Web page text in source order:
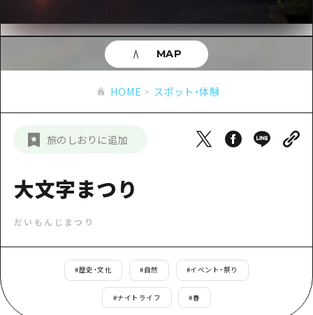
ショッピング
スポーツ
ナイトライフ
定番
自然
広島市周辺
安芸
備北
芸北
山口県東部
日帰り
半日
1泊2日
備後
備北
芸北
山口県東部
愛媛県
島根県
お役立ち情報
お役立ち情報一覧
アクセス
お得な周遊チケット
HIROSHIMA FREE Wi-Fi
観光案内所
新着情報
事業者・学校関係者の皆さま
HOME スポット・体験
旅のしおりに追加
大文字まつり
だいもんじまつり
#歴史・文化 #自然 #イベント・祭り
#ナイトライフ #春
MAP